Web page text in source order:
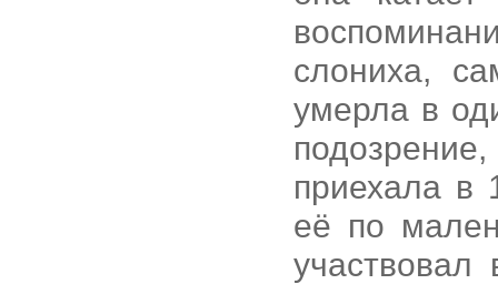
слониха,
умерла в
приехала в
её по